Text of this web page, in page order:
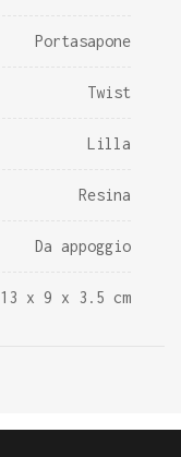
Portasapone
Twist
Lilla
Resina
Da appoggio
13 x 9 x 3.5 cm